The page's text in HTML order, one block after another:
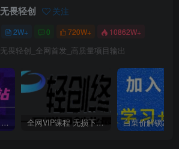
无畏轻创 关注
2W+ 0 720W+ 10862W+
无畏轻创_全网首发_高质量项目输出
你还在到处找项目？还在当韭菜？我靠卖项目一个月收入5万+，曾经我也是个失败者。 全网VIP课程 无损下载~